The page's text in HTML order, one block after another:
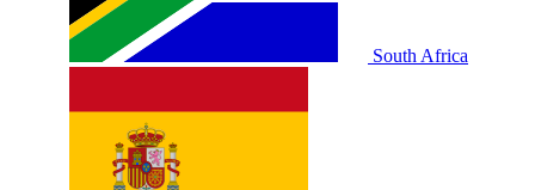
South Africa